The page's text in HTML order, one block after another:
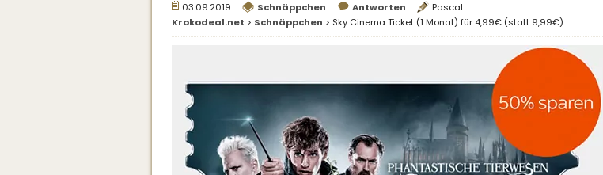
03.09.2019 Schnäppchen Antworten
Pascal
Krokodeal.net > Schnäppchen > Sky Cinema Ticket (1 Monat) für 4,99€ (statt 9,99€)